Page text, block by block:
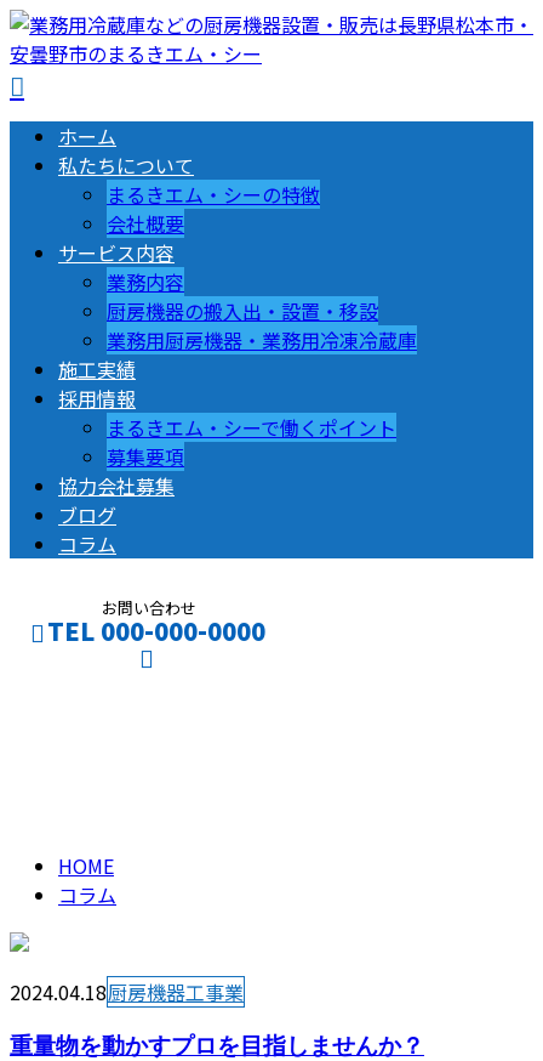
ホーム
私たちについて
まるきエム・シーの特徴
会社概要
サービス内容
業務内容
厨房機器の搬入出・設置・移設
業務用厨房機器・業務用冷凍冷蔵庫
施工実績
採用情報
まるきエム・シーで働くポイント
募集要項
協力会社募集
ブログ
コラム
お問い合わせ
TEL 000-000-0000
HOME
コラム
2024.04.18厨房機器工事業
重量物を動かすプロを目指しませんか？